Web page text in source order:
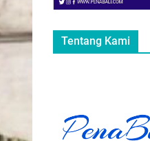
Tentang Kami